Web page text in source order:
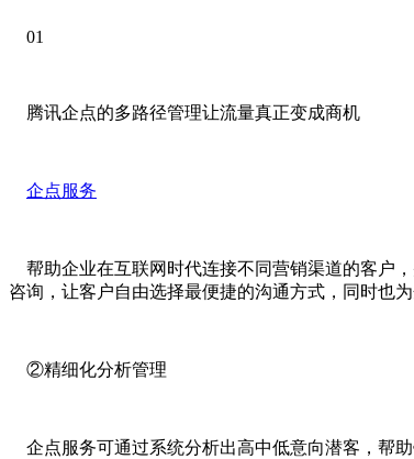
01
腾讯企点的多路径管理让流量真正变成商机
企点服务
帮助企业在互联网时代连接不同营销渠道的客户
咨询，让客户自由选择最便捷的沟通方式，同时也
②精细化分析管理
企点服务可通过系统分析出高中低意向潜客，帮